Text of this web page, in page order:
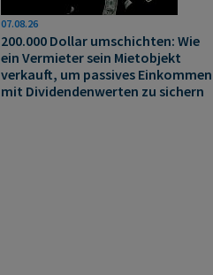
07.08.26
200.000 Dollar umschichten: Wie
ein Vermieter sein Mietobjekt
verkauft, um passives Einkommen
mit Dividendenwerten zu sichern